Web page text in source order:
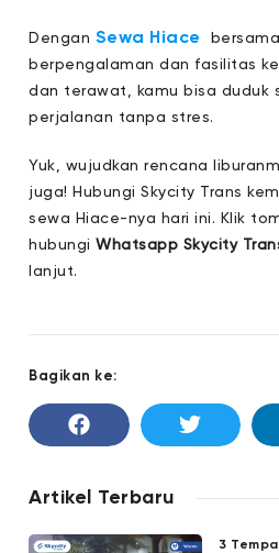
Dengan Sewa Hiace
berpengalaman dan fasilitas
dan terawat, kamu bisa duduk
perjalanan tanpa stres.
Yuk, wujudkan rencana
juga! Hubungi Skycity Trans
sewa Hiace-nya hari ini. Klik
hubungiWhatsapp Skycity
lanjut.
Bagikan ke:
Artikel Terbaru
3